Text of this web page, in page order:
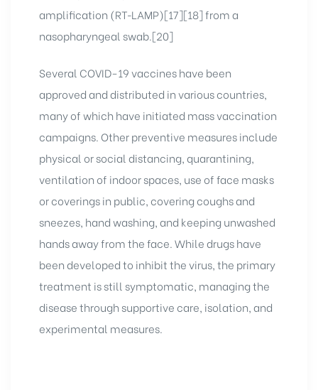
amplification (RT‑LAMP)[17][18] from a
nasopharyngeal swab.[20]
Several COVID-19 vaccines have been
approved and distributed in various countries,
many of which have initiated mass vaccination
campaigns. Other preventive measures include
physical or social distancing, quarantining,
ventilation of indoor spaces, use of face masks
or coverings in public, covering coughs and
sneezes, hand washing, and keeping unwashed
hands away from the face. While drugs have
been developed to inhibit the virus, the primary
treatment is still symptomatic, managing the
disease through supportive care, isolation, and
experimental measures.